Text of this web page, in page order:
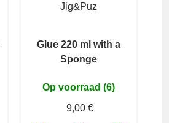
Jig&Puz
Glue 220 ml with a
Sponge
Op voorraad (6)
9,00 €